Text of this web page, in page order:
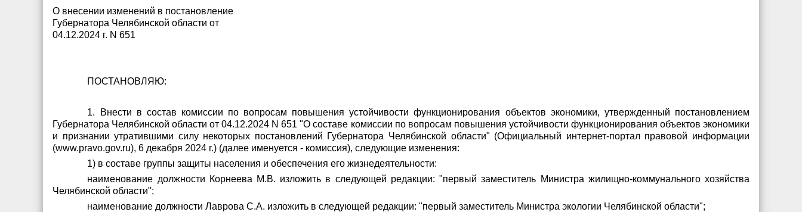
О внесении изменений в постановление
Губернатора Челябинской области от
04.12.2024 г. N 651
ПОСТАНОВЛЯЮ:
1. Внести в состав комиссии по вопросам повышения устойчивости функционирования объектов экономики, утвержденный постановлением
Губернатора Челябинской области от 04.12.2024 N 651 "О составе комиссии по вопросам повышения устойчивости функционирования объектов экономики
и признании утратившими силу некоторых постановлений Губернатора Челябинской области" (Официальный интернет-портал правовой информации
(www.pravo.gov.ru), 6 декабря 2024 г.) (далее именуется - комиссия), следующие изменения:
1) в составе группы защиты населения и обеспечения его жизнедеятельности:
наименование должности Корнеева М.В. изложить в следующей редакции: "первый заместитель Министра жилищно-коммунального хозяйства
Челябинской области";
наименование должности Лаврова С.А. изложить в следующей редакции: "первый заместитель Министра экологии Челябинской области";